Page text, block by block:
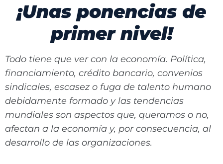
¡Unas ponencias de
primer nivel!
Todo tiene que ver con la economía. Política,
financiamiento, crédito bancario, convenios
sindicales, escasez o fuga de talento humano
debidamente formado y las tendencias
mundiales son aspectos que, queramos o no,
afectan a la economía y, por consecuencia, al
desarrollo de las organizaciones.